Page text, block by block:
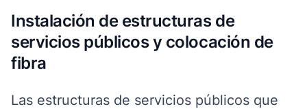
Instalación de estructuras de
servicios públicos y colocación de
fibra
Las estructuras de servicios públicos que